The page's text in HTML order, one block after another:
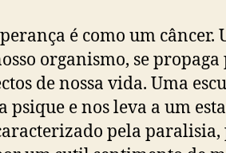
é como um câncer.
organismo, se propaga
de nossa vida. Uma
psique e nos leva a um
pela paralisia,